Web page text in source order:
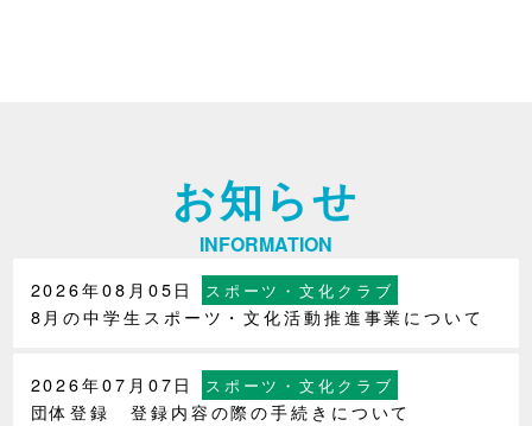
お知らせ
INFORMATION
2026年08月05日 スポーツ・文化クラブ
8月の中学生スポーツ・文化活動推進事業について
2026年07月07日 スポーツ・文化クラブ
団体登録 登録内容の際の手続きについて